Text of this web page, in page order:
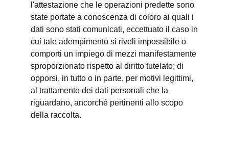
l'attestazione che le operazioni predette sono
state portate a conoscenza di coloro ai quali i
dati sono stati comunicati, eccettuato il caso in
cui tale adempimento si riveli impossibile o
comporti un impiego di mezzi manifestamente
sproporzionato rispetto al diritto tutelato; di
opporsi, in tutto o in parte, per motivi legittimi,
al trattamento dei dati personali che la
riguardano, ancorché pertinenti allo scopo
della raccolta.